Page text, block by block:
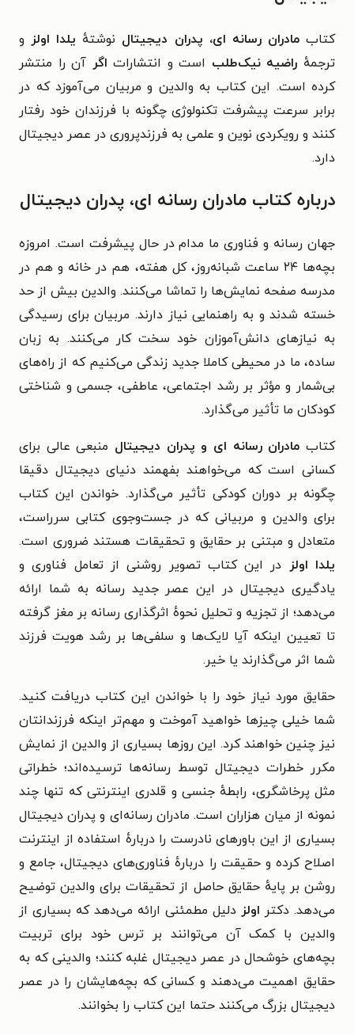
کتابمادران رسانه ای، پدران دیجیتال نوشتهٔ یلدا اولز و
ترجمهٔ راضیه نیک‌طلب است و انتشارات اگر آن را منتشر
کرده است. این کتاب به والدین و مربیان می‌آموزد که در
برابر سرعت پیشرفت تکنولوژی چگونه با فرزندان خود رفتار
کنند و رویکردی نوین و علمی به فرزندپروری در عصر دیجیتال
دارد.
درباره کتاب مادران رسانه ای، پدران دیجیتال
جهان رسانه و فناوری ما مدام در حال پیشرفت است. امروزه
بچه‌ها ۲۴ ساعت شبانه‌روز، کل هفته، هم در خانه و هم در
مدرسه صفحه نمایش‌ها را تماشا می‌کنند. والدین بیش از حد
خسته شدند و به راهنمایی نیاز دارند. مربیان برای رسیدگی
به نیازهای دانش‌آموزان خود سخت کار می‌کنند. به زبان
ساده، ما در محیطی کاملا جدید زندگی می‌کنیم که از راه‌های
بی‌شمار و مؤثر بر رشد اجتماعی، عاطفی، جسمی و شناختی
کودکان ما تأثیر می‌گذارد.
کتاب مادران رسانه‌ ای و پدران دیجیتال منبعی عالی برای
کسانی است که می‌خواهند بفهمند دنیای دیجیتال دقیقا
چگونه بر دوران کودکی تأثیر می‌گذارد. خواندن این کتاب
برای والدین و مربیانی که در جست‌وجوی کتابی سرراست،
متعادل و مبتنی بر حقایق و تحقیقات هستند ضروری است.
یلدا اولز در این کتاب تصویر روشنی از تعامل فناوری و
یادگیری دیجیتال در این عصر جدید رسانه به شما ارائه
می‌دهد؛ از تجزیه و تحلیل نحوهٔ اثرگذاری رسانه بر مغز گرفته
تا تعیین اینکه آیا لایک‌ها و سلفی‌ها بر رشد هویت فرزند
شما اثر می‌گذارند یا خیر.
حقایق مورد نیاز خود را با خواندن این کتاب دریافت کنید.
شما خیلی چیزها خواهید آموخت و مهم‌تر اینکه فرزندانتان
نیز چنین خواهند کرد. این روزها بسیاری از والدین از نمایش
مکرر خطرات دیجیتال توسط رسانه‌ها ترسیده‌اند؛ خطراتی
مثل پرخاشگری، رابطهٔ جنسی و قلدری اینترنتی که تنها چند
نمونه از میان هزاران است. مادران رسانه‌ای و پدران دیجیتال
بسیاری از این باورهای نادرست را دربارهٔ استفاده از اینترنت
اصلاح کرده و حقیقت را دربارهٔ فناوری‌های دیجیتال، جامع و
روشن بر پایهٔ حقایق حاصل از تحقیقات برای والدین توضیح
می‌دهد. دکتر اولز دلیل مطمئنی ارائه می‌دهد که بسیاری از
والدین با کمک آن می‌توانند بر ترس خود برای تربیت
بچه‌های خوشحال در عصر دیجیتال غلبه کنند؛ والدینی که به
حقایق اهمیت می‌دهند و کسانی که بچه‌هایشان را در عصر
دیجیتال بزرگ می‌‌کنند حتما این کتاب را بخوانند.